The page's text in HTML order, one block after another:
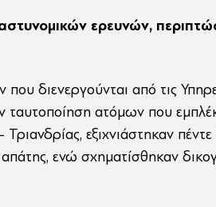
ερευνών,
διενεργούνται από τις
ταυτοποίηση ατόμων που
εξιχνιάστηκαν πέντε
ενώ σχηματίσθηκαν